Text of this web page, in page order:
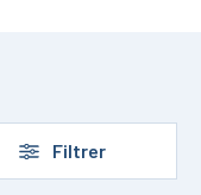
Filtrer